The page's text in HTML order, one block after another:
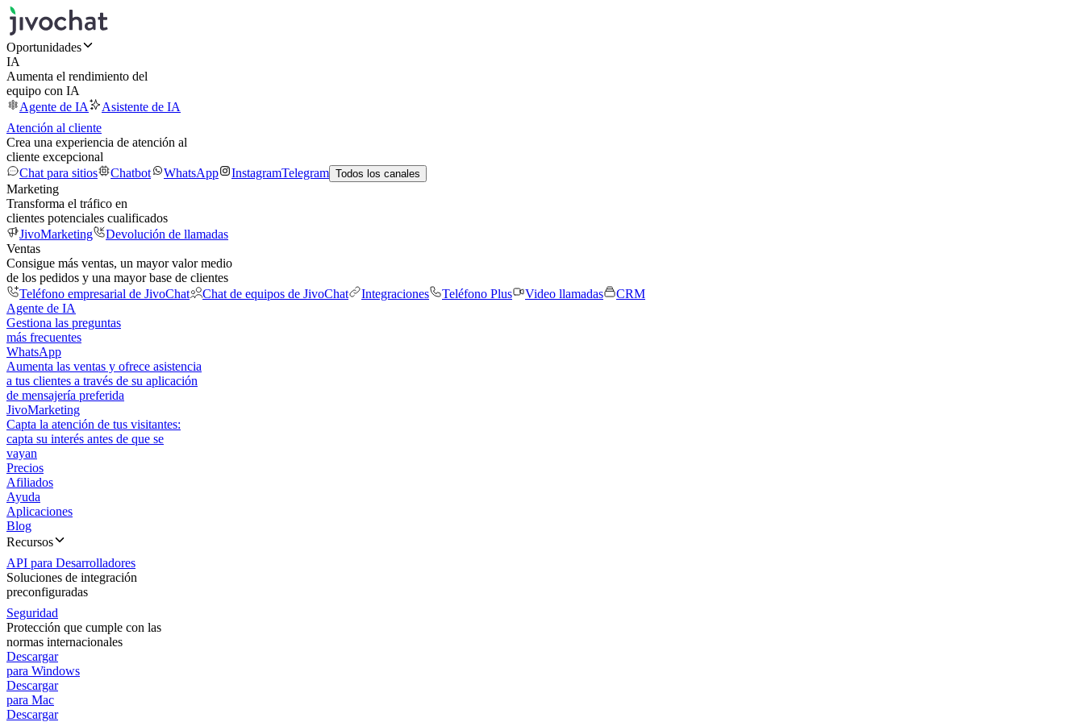
Oportunidades
IA
Aumenta el rendimiento del
equipo con IA
Agente de IA
Asistente de IA
Atención al cliente
Crea una experiencia de atención al
cliente excepcional
Chat para sitios
Chatbot WhatsApp InstagramTelegram Todos los canales
Marketing
Transforma el tráfico en
clientes potenciales cualificados
JivoMarketing
Devolución de llamadas
Ventas
Consigue más ventas, un mayor valor medio
de los pedidos y una mayor base de clientes
Teléfono empresarial de JivoChat
Chat de equipos de JivoChat Integraciones Teléfono Plus Video llamadas
CRM
Agente de IA
Gestiona las preguntas
más frecuentes
WhatsApp
Aumenta las ventas y ofrece asistencia
a tus clientes a través de su aplicación
de mensajería preferida
JivoMarketing
Capta la atención de tus visitantes:
capta su interés antes de que se
vayan
Precios
Afiliados
Ayuda
Aplicaciones
Blog
Recursos
API para Desarrolladores
Soluciones de integración
preconfiguradas
Seguridad
Protección que cumple con las
normas internacionales
Descargar
para Windows
Descargar
para Mac
Descargar